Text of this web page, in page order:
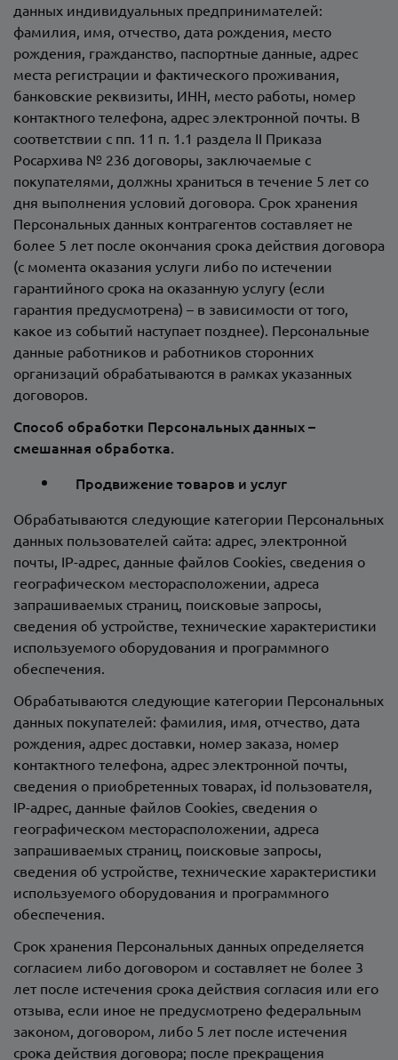
данных индивидуальных предпринимателей:
фамилия, имя, отчество, дата рождения, место
рождения, гражданство, паспортные данные, адрес
места регистрации и фактического проживания,
банковские реквизиты, ИНН, место работы, номер
контактного телефона, адрес электронной почты. В
соответствии с пп. 11 п. 1.1 раздела II Приказа
Росархива № 236 договоры, заключаемые с
покупателями, должны храниться в течение 5 лет со
дня выполнения условий договора. Срок хранения
Персональных данных контрагентов составляет не
более 5 лет после окончания срока действия договора
(с момента оказания услуги либо по истечении
гарантийного срока на оказанную услугу (если
гарантия предусмотрена) – в зависимости от того,
какое из событий наступает позднее). Персональные
данные работников и работников сторонних
организаций обрабатываются в рамках указанных
договоров.
Способ обработки Персональных данных –
смешанная обработка.
Продвижение товаров и услуг
Обрабатываются следующие категории Персональных
данных пользователей сайта: адрес, электронной
почты, IP-адрес, данные файлов Сookies, сведения о
географическом месторасположении, адреса
запрашиваемых страниц, поисковые запросы,
сведения об устройстве, технические характеристики
используемого оборудования и программного
обеспечения.
Обрабатываются следующие категории Персональных
данных покупателей: фамилия, имя, отчество, дата
рождения, адрес доставки, номер заказа, номер
контактного телефона, адрес электронной почты,
сведения о приобретенных товарах, id пользователя,
IP-адрес, данные файлов Сookies, сведения о
географическом месторасположении, адреса
запрашиваемых страниц, поисковые запросы,
сведения об устройстве, технические характеристики
используемого оборудования и программного
обеспечения.
Срок хранения Персональных данных определяется
согласием либо договором и составляет не более 3
лет после истечения срока действия согласия или его
отзыва, если иное не предусмотрено федеральным
законом, договором, либо 5 лет после истечения
срока действия договора; после прекращения